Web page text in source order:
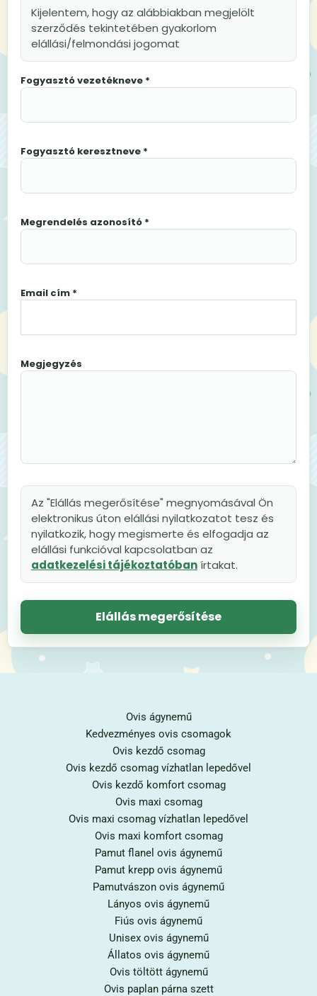
Kijelentem, hogy az alábbiakban megjelölt
szerződés tekintetében gyakorlom
elállási/felmondási jogomat
Fogyasztó vezetékneve *
Fogyasztó keresztneve *
Megrendelés azonosító *
Email cím *
Megjegyzés
Az "Elállás megerősítése" megnyomásával Ön
elektronikus úton elállási nyilatkozatot tesz és
nyilatkozik, hogy megismerte és elfogadja az
elállási funkcióval kapcsolatban az
adatkezelési tájékoztatóbanírtakat.
Elállás megerősítése
Ovis ágynemű
Kedvezményes ovis csomagok
Ovis kezdő csomag
Ovis kezdő csomag vízhatlan lepedővel
Ovis kezdő komfort csomag
Ovis maxi csomag
Ovis maxi csomag vízhatlan lepedővel
Ovis maxi komfort csomag
Pamut flanel ovis ágynemű
Pamut krepp ovis ágynemű
Pamutvászon ovis ágynemű
Lányos ovis ágynemű
Fiús ovis ágynemű
Unisex ovis ágynemű
Állatos ovis ágynemű
Ovis töltött ágynemű
Ovis paplan párna szett